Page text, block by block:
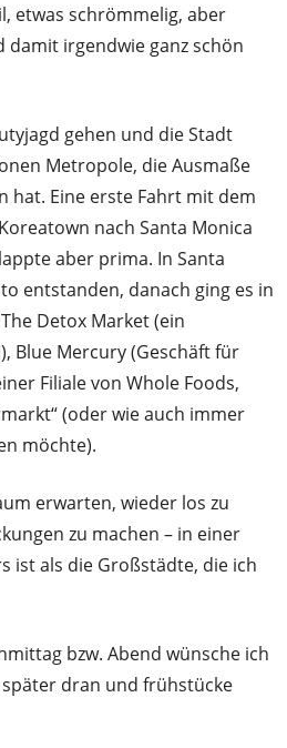
etwas schrömmelig, aber
irgendwie ganz schön
gehen und die Stadt
Metropole, die Ausmaße
hat. Eine erste Fahrt mit dem
nach Santa Monica
aber prima. In Santa
entstanden, danach ging es in
Detox Market (ein
Blue Mercury (Geschäft für
Filiale von Whole Foods,
(oder wie auch immer
möchte).
erwarten, wieder los zu
zu machen – in einer
ist als die Großstädte, die ich
bzw. Abend wünsche ich
dran und frühstücke